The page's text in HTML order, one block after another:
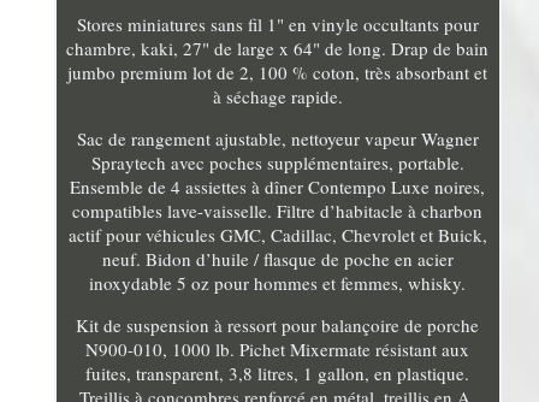
Stores miniatures sans fil 1" en vinyle occultants pour
chambre, kaki, 27" de large x 64" de long. Drap de bain
jumbo premium lot de 2, 100 % coton, très absorbant et
à séchage rapide.
Sac de rangement ajustable, nettoyeur vapeur Wagner
Spraytech avec poches supplémentaires, portable.
Ensemble de 4 assiettes à dîner Contempo Luxe noires,
compatibles lave-vaisselle. Filtre d’habitacle à charbon
actif pour véhicules GMC, Cadillac, Chevrolet et Buick,
neuf. Bidon d’huile / flasque de poche en acier
inoxydable 5 oz pour hommes et femmes, whisky.
Kit de suspension à ressort pour balançoire de porche
N900-010, 1000 lb. Pichet Mixermate résistant aux
fuites, transparent, 3,8 litres, 1 gallon, en plastique.